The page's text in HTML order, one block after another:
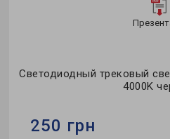
Светодиодный трековый
4000K
250 грн